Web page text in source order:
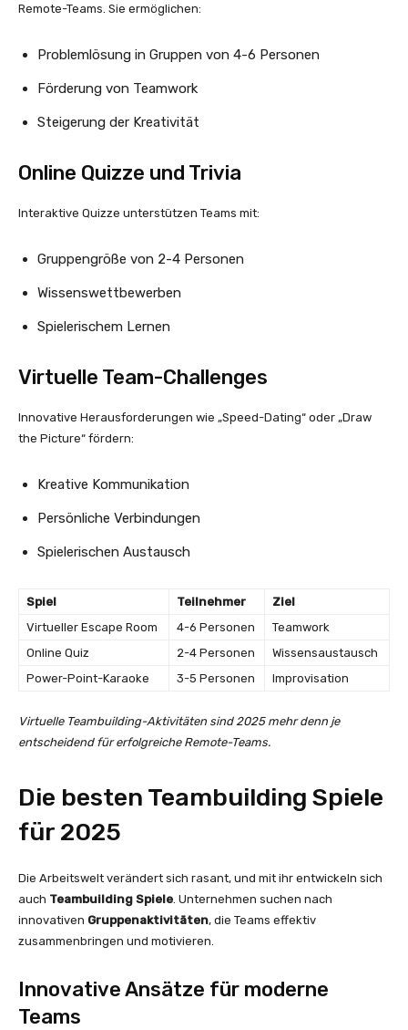
Remote-Teams. Sie ermöglichen:
Problemlösung in Gruppen von 4-6 Personen
Förderung von Teamwork
Steigerung der Kreativität
Online Quizze und Trivia
Interaktive Quizze unterstützen Teams mit:
Gruppengröße von 2-4 Personen
Wissenswettbewerben
Spielerischem Lernen
Virtuelle Team-Challenges
Innovative Herausforderungen wie „Speed-Dating“ oder „Draw
the Picture“ fördern:
Kreative Kommunikation
Persönliche Verbindungen
Spielerischen Austausch
Spiel Teilnehmer
Ziel
Virtueller Escape Room
4-6 Personen
Teamwork
Online Quiz
2-4 Personen
Wissensaustausch
Power-Point-Karaoke
3-5 Personen Improvisation
Virtuelle Teambuilding-Aktivitäten sind 2025 mehr denn je
entscheidend für erfolgreiche Remote-Teams.
Die besten Teambuilding Spiele
für 2025
Die Arbeitswelt verändert sich rasant, und mit ihr entwickeln sich
auch Teambuilding Spiele . Unternehmen suchen nach
innovativen Gruppenaktivitäten, die Teams effektiv
zusammenbringen und motivieren.
Innovative Ansätze für moderne
Teams